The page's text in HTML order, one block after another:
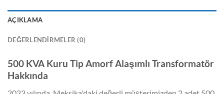
AÇIKLAMA
DEĞERLENDIRMELER (0)
500 KVA Kuru Tip Amorf Alaşımlı Transformatör
Hakkında